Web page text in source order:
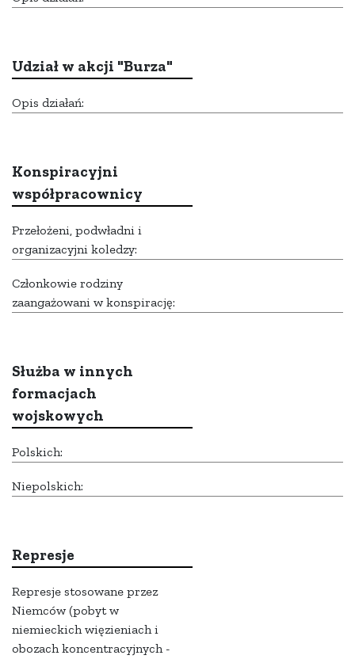
Udział w akcji "Burza"
Opis działań:
Konspiracyjni
współpracownicy
Przełożeni, podwładni i
organizacyjni koledzy:
Członkowie rodziny
zaangażowani w konspirację:
Służba w innych
formacjach
wojskowych
Polskich:
Niepolskich:
Represje
Represje stosowane przez
Niemców (pobyt w
niemieckich więzieniach i
obozach koncentracyjnych -